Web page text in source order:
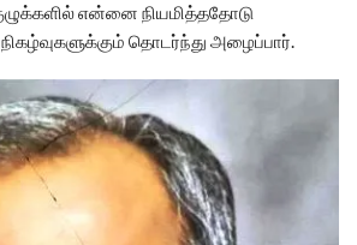
குழுக்களில் என்னை நியமித்ததோடு
நிகழ்வுகளுக்கும் தொடர்ந்து அழைப்பார்.